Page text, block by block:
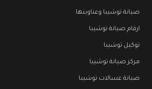
صيانة توشيبا وعناوينها
ارقام صيانة توشيبا
توكيل توشيبا
مركز صيانة توشيبا
صيانة غسالات توشيبا